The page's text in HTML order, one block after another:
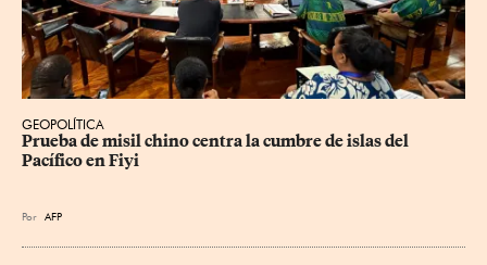
GEOPOLÍTICA
Prueba de misil chino centra la cumbre de islas del
Pacífico en Fiyi
Por AFP